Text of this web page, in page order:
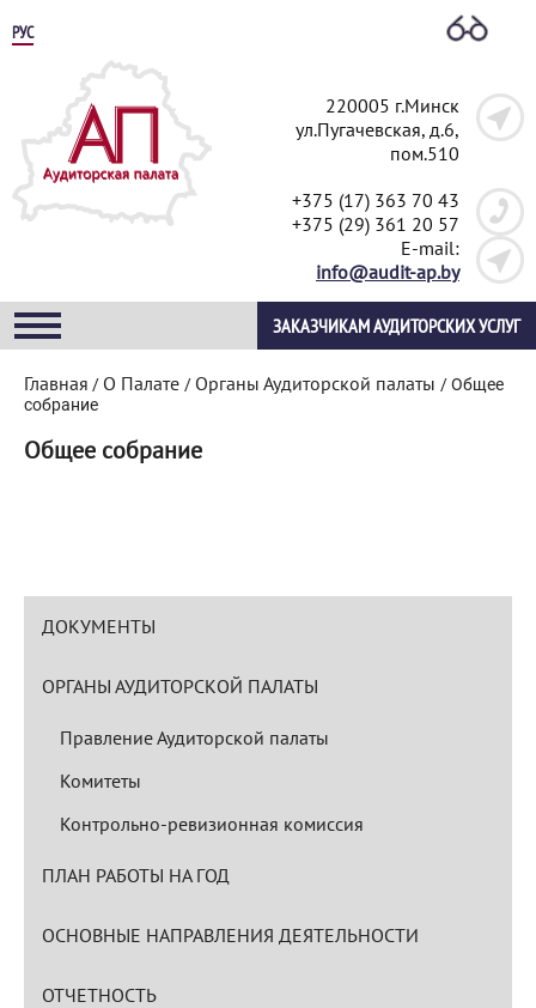
РУС
220005 г.Минск
ул.Пугачевская, д.6,
пом.510
+375 (17) 363 70 43
+375 (29) 361 20 57
E-mail:
info@audit-ap.by
ЗАКАЗЧИКАМ АУДИТОРСКИХ УСЛУГ
Главная / О Палате / Органы Аудиторской палаты /Общее
собрание
Общее собрание
ДОКУМЕНТЫ
ОРГАНЫ АУДИТОРСКОЙ ПАЛАТЫ
Правление Аудиторской палаты
Комитеты
Контрольно-ревизионная комиссия
ПЛАН РАБОТЫ НА ГОД
ОСНОВНЫЕ НАПРАВЛЕНИЯ ДЕЯТЕЛЬНОСТИ
ОТЧЕТНОСТЬ